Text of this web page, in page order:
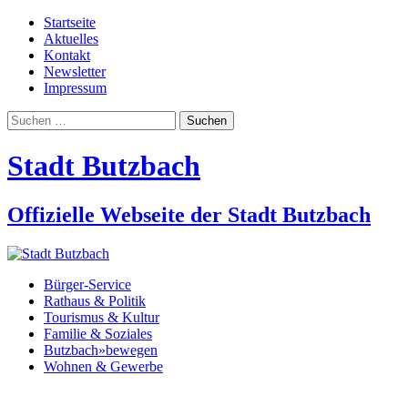
Startseite
Aktuelles
Kontakt
Newsletter
Impressum
Suchen
nach:
Stadt Butzbach
Offizielle Webseite der Stadt Butzbach
Bürger-Service
Rathaus & Politik
Tourismus & Kultur
Familie & Soziales
Butzbach»bewegen
Wohnen & Gewerbe